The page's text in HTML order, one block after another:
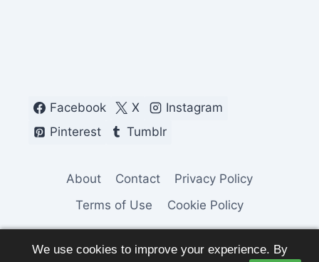
We use cookies to improve your experience. By
Facebook X
Instagram
Pinterest
Tumblr
About Contact
Privacy Policy
Terms of Use
Cookie Policy